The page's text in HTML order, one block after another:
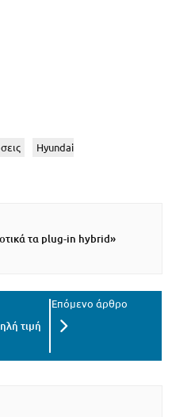
Hyundai
τα plug-in hybrid»
τιμή